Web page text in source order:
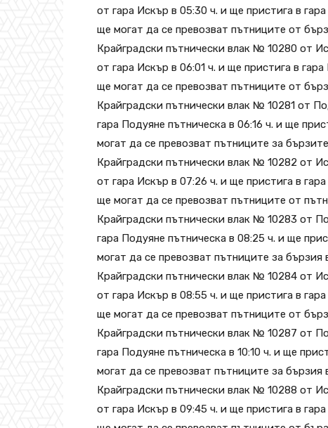
от гара Искър в 05:30 ч. и ще пристига в
ще могат да се превозват пътниците от
Крайградски пътнически влак № 10280 от
от гара Искър в 06:01 ч. и ще пристига в
ще могат да се превозват пътниците от
Крайградски пътнически влак № 10281 от
гара Подуяне пътническа в 06:16 ч. и ще
могат да се превозват пътниците за
Крайградски пътнически влак № 10282 от
от гара Искър в 07:26 ч. и ще пристига в
ще могат да се превозват пътниците от
Крайградски пътнически влак № 10283 от
гара Подуяне пътническа в 08:25 ч. и ще
могат да се превозват пътниците за
Крайградски пътнически влак № 10284 от
от гара Искър в 08:55 ч. и ще пристига в
ще могат да се превозват пътниците от
Крайградски пътнически влак № 10287 от
гара Подуяне пътническа в 10:10 ч. и ще
могат да се превозват пътниците за
Крайградски пътнически влак № 10288 от
от гара Искър в 09:45 ч. и ще пристига в